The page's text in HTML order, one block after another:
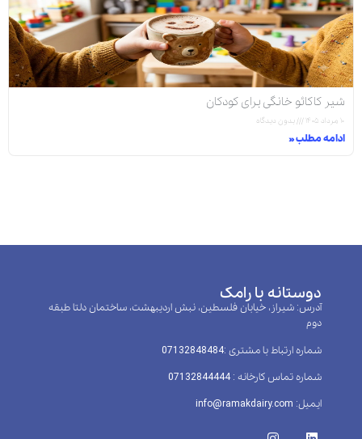
شیر کاکائو خانگی برای کودکان
۱۰ مرداد ۱۴۰۵ بدون دیدگاه
ادامه مطلب »
دوستانه با رامک
آدرس: شیراز، خیابان فلسطین، نبش اردیبهشت، ساختمان دلتا طبقه
دوم
شماره ارتباط با مشتری :‌07132848484
شماره تماس کارخانه : 07132844444
ایمیل: info@ramakdairy.com